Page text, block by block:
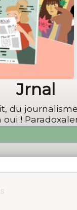
Jrnal
du
oui !
parle pas de
métier en crise